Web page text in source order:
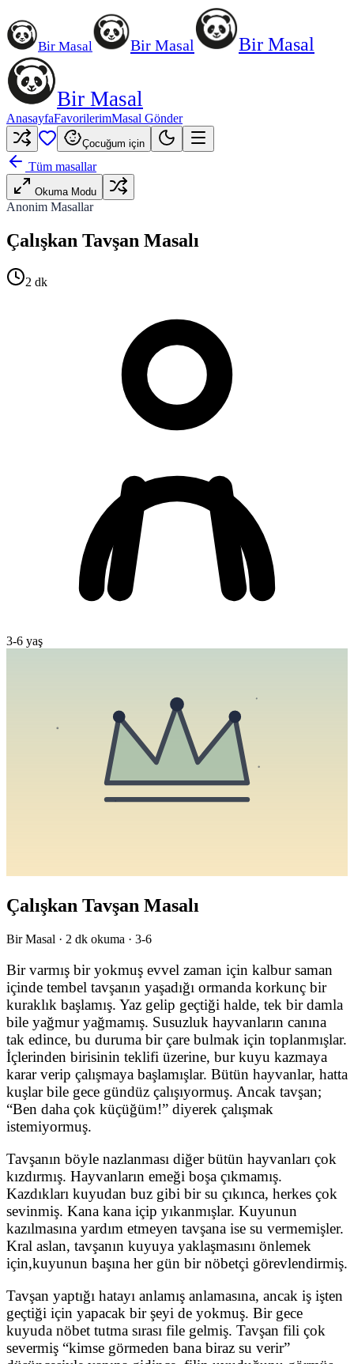
Bir Masal Bir Masal Bir Masal
Bir Masal
AnasayfaFavorilerimMasal Gönder
Çocuğum için
Tüm masallar
Okuma Modu
Anonim Masallar
Çalışkan Tavşan Masalı
2 dk
3-6 yaş
Çalışkan Tavşan Masalı
Bir Masal · 2 dk okuma · 3-6
Bir varmış bir yokmuş evvel zaman için kalbur saman
içinde tembel tavşanın yaşadığı ormanda korkunç bir
kuraklık başlamış. Yaz gelip geçtiği halde, tek bir damla
bile yağmur yağmamış. Susuzluk hayvanların canına
tak edince, bu duruma bir çare bulmak için toplanmışlar.
İçlerinden birisinin teklifi üzerine, bur kuyu kazmaya
karar verip çalışmaya başlamışlar. Bütün hayvanlar, hatta
kuşlar bile gece gündüz çalışıyormuş. Ancak tavşan;
“Ben daha çok küçüğüm!” diyerek çalışmak
istemiyormuş.
Tavşanın böyle nazlanması diğer bütün hayvanları çok
kızdırmış. Hayvanların emeği boşa çıkmamış.
Kazdıkları kuyudan buz gibi bir su çıkınca, herkes çok
sevinmiş. Kana kana içip yıkanmışlar. Kuyunun
kazılmasına yardım etmeyen tavşana ise su vermemişler.
Kral aslan, tavşanın kuyuya yaklaşmasını önlemek
için,kuyunun başına her gün bir nöbetçi görevlendirmiş.
Tavşan yaptığı hatayı anlamış anlamasına, ancak iş işten
geçtiği için yapacak bir şeyi de yokmuş. Bir gece
kuyuda nöbet tutma sırası file gelmiş. Tavşan fili çok
severmiş “kimse görmeden bana biraz su verir”